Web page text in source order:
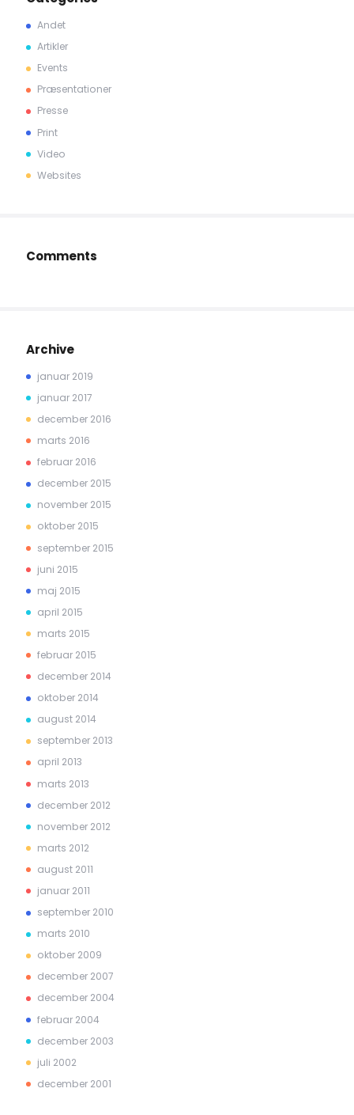
Andet
Artikler
Events
Præsentationer
Presse
Print
Video
Websites
Comments
Archive
januar 2019
januar 2017
december 2016
marts 2016
februar 2016
december 2015
november 2015
oktober 2015
september 2015
juni 2015
maj 2015
april 2015
marts 2015
februar 2015
december 2014
oktober 2014
august 2014
september 2013
april 2013
marts 2013
december 2012
november 2012
marts 2012
august 2011
januar 2011
september 2010
marts 2010
oktober 2009
december 2007
december 2004
februar 2004
december 2003
juli 2002
december 2001